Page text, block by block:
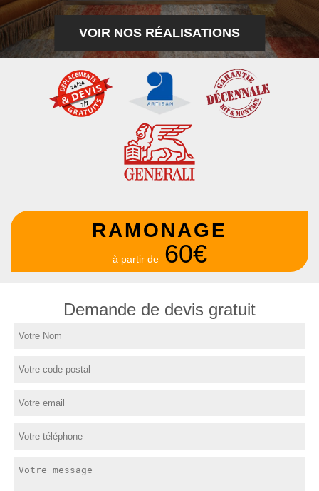
VOIR NOS RÉALISATIONS
RAMONAGE
à partir de 60€
Demande de devis gratuit